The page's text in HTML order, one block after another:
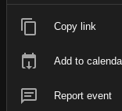
Copy link
Add to
Report event